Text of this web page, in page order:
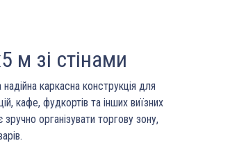
м зі стінами
каркасна конструкція для
кафе, фудкортів та інших виїзних
організувати торгову зону,